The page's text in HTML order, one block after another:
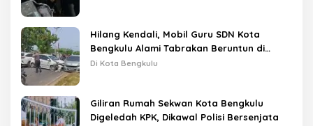
Hilang Kendali, Mobil Guru SDN Kota
Bengkulu Alami Tabrakan Beruntun di
Lampu Merah
Di Kota Bengkulu
Giliran Rumah Sekwan Kota Bengkulu
Digeledah KPK, Dikawal Polisi Bersenjata